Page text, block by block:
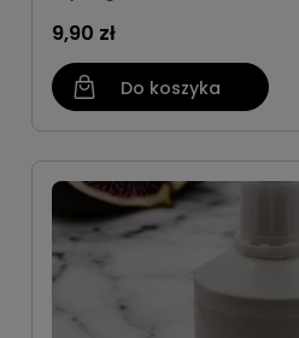
9,90 zł
Do koszyka